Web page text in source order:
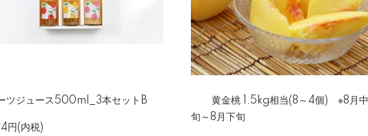
ツジュース500ml_3本セットB
円(内税)
黄金桃 1.5kg相当(8～4個) ※8月中
旬～8月下旬